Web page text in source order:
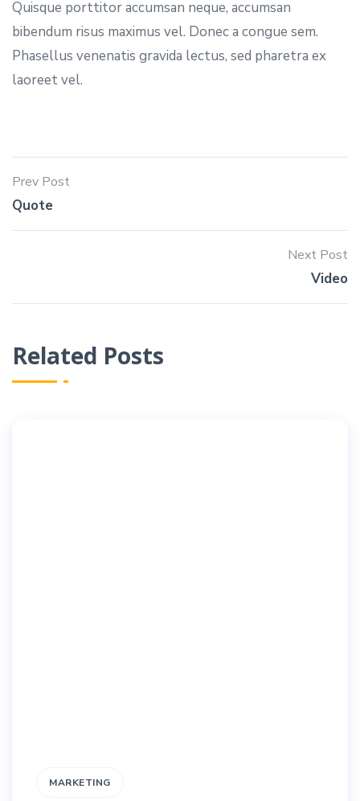
Quisque porttitor accumsan neque, accumsan
bibendum risus maximus vel. Donec a congue sem.
Phasellus venenatis gravida lectus, sed pharetra ex
laoreet vel.
Prev Post
Quote
Next Post
Video
Related Posts
MARKETING